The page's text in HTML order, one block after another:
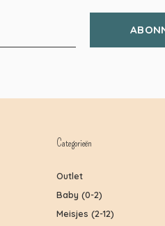
Categorieën
Outlet
Baby (0-2)
Meisjes (2-12)